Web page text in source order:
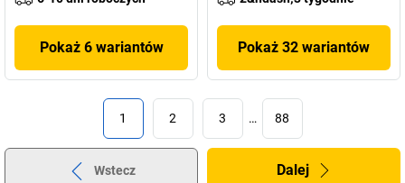
Pokaż 6 wariantów Pokaż 32 wariantów
1 2 3 … 88
Wstecz Dalej